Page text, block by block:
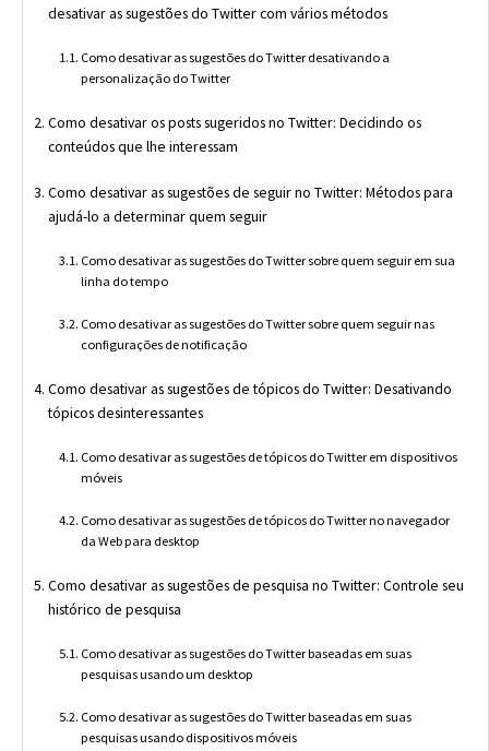
desativar as sugestões do Twitter com vários métodos
Como desativar as sugestões do Twitter desativando a
personalização do Twitter
Como desativar os posts sugeridos no Twitter: Decidindo os
conteúdos que lhe interessam
Como desativar as sugestões de seguir no Twitter: Métodos para
ajudá-lo a determinar quem seguir
Como desativar as sugestões do Twitter sobre quem seguir em sua
linha do tempo
Como desativar as sugestões do Twitter sobre quem seguir nas
configurações de notificação
Como desativar as sugestões de tópicos do Twitter: Desativando
tópicos desinteressantes
Como desativar as sugestões de tópicos do Twitter em dispositivos
móveis
Como desativar as sugestões de tópicos do Twitter no navegador
da Web para desktop
Como desativar as sugestões de pesquisa no Twitter: Controle seu
histórico de pesquisa
Como desativar as sugestões do Twitter baseadas em suas
pesquisas usando um desktop
Como desativar as sugestões do Twitter baseadas em suas
pesquisas usando dispositivos móveis